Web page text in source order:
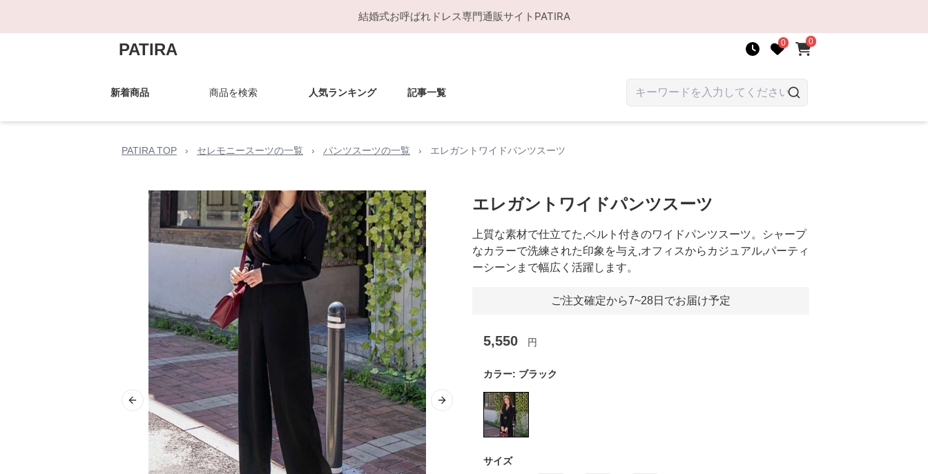
結婚式お呼ばれドレス専門通販サイト PATIRA
PATIRA 0 0
新着商品 商品を検索 人気ランキング 記事一覧
PATIRA TOP › セレモニースーツの一覧 › パンツスーツの一覧 › エレガントワイドパンツスーツ
Previous slide Next slide
エレガントワイドパンツスーツ
上質な素材で仕立てた,ベルト付きのワイドパンツスーツ。シャープ
なカラーで洗練された印象を与え,オフィスからカジュアル,パーティ
ーシーンまで幅広く活躍します。
ご注文確定から7~28日でお届け予定
5,550 円
カラー: ブラック
サイズ